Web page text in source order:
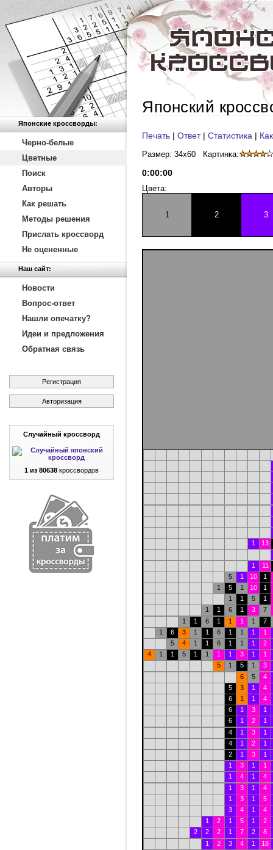
Японские кроссворды:
Черно-белые
Цветные
Поиск
Авторы
Как решать
Методы решения
Прислать кроссворд
Не оцененные
Наш сайт:
Новости
Вопрос-ответ
Нашли опечатку?
Идеи и предложения
Обратная связь
Регистрация
Авторизация
Случайный кроссворд
1 из 80638 кроссвордов
Японский
Печать | Ответ| Статистика |
Размер: 34x60 Картинка:
0:00:00
Цвета:
1 2 3
1 13
1
11
5
1 10
1
1
5 1 10
1
1
1 5
1
1
1 6 1 3
7
1
1 6 1 1 1 1
7
1
6 3 1 1 6 1 1 1
1
5
4 1 1 6 1 1 1
2
4
1 1 5 1 1 1 1 3 1
1
5
1 5 1
3
6
5
4
5
3 1
4
6
1 1
4
6
1 3
1
6
1 2
1
4
1 3
1
4
1 2
1
2
1 3
1
1
3 1
1
1
4 1
4
1
3 1
4
1
3 1
5
3
4 1
4
1
2 1 5 1
2
2
2 2 1 7 2
8
1
2 3 4 1
18